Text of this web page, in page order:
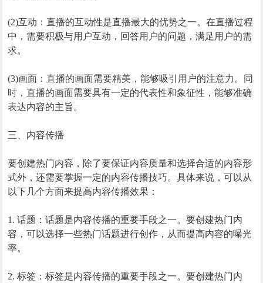
(2)互动：直播的互动性是直播最大的优势之一。在直播过程
中，需要积极与用户互动，回答用户的问题，满足用户的需
求。
(3)画面：直播的画面需要精美，能够吸引用户的注意力。同
时，直播的画面需要具有一定的代表性和象征性，能够准确
表达内容的主旨。
三、内容传播
要创建热门内容，除了要保证内容质量和选择合适的内容形
式外，还需要掌握一定的内容传播技巧。具体来说，可以从
以下几个方面来提高内容传播效果：
1. 话题：话题是内容传播的重要手段之一。要创建热门内
容，可以选择一些热门话题进行创作，从而提高内容的曝光
率。
2. 标签：标签是内容传播的重要手段之一。要创建热门内